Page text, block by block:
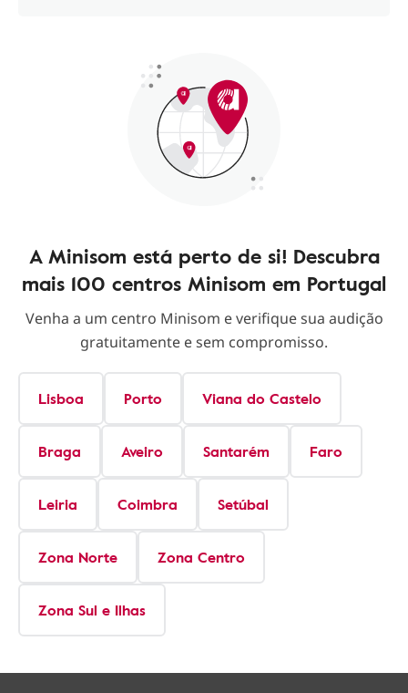
A Minisom está perto de si! Descubra
mais 100 centros Minisom em Portugal
Venha a um centro Minisom e verifique sua audição
gratuitamente e sem compromisso.
Lisboa Porto Viana do Castelo
Braga Aveiro Santarém Faro
Leiria Coimbra Setúbal
Zona Norte Zona Centro
Zona Sul e Ilhas